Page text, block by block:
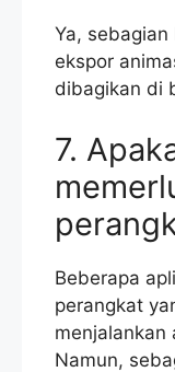
Ya,
ekspor
dibagikan di
7.
Beberapa
perangkat
menjalankan
Namun,